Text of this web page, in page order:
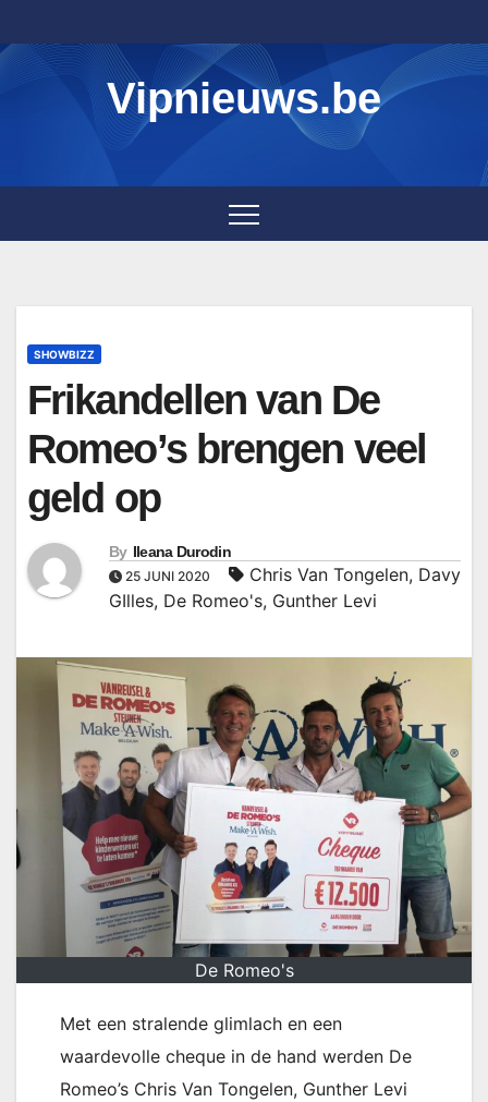
to
content
Vipnieuws.be
SHOWBIZZ
Frikandellen van De
Romeo’s brengen veel
geld op
By Ileana Durodin
25 JUNI 2020 Chris Van Tongelen, Davy
GIlles, De Romeo's, Gunther Levi
De Romeo's
Met een stralende glimlach en een
waardevolle cheque in de hand werden De
Romeo’s Chris Van Tongelen, Gunther Levi